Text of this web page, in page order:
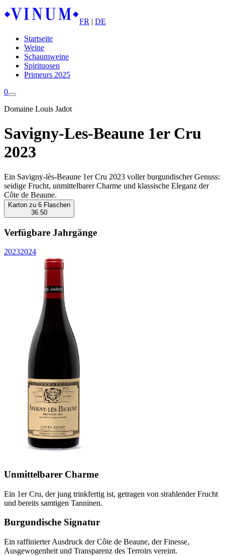
FR | DE
Startseite
Weine
Schaumweine
Spirituosen
Primeurs 2025
0
Domaine Louis Jadot
Savigny-Les-Beaune 1er Cru
2023
Ein Savigny-lès-Beaune 1er Cru 2023 voller burgundischer Genuss:
seidige Frucht, unmittelbarer Charme und klassische Eleganz der
Côte de Beaune.
Karton zu 6 Flaschen
36.50
Verfügbare Jahrgänge
20232024
Unmittelbarer Charme
Ein 1er Cru, der jung trinkfertig ist, getragen von strahlender Frucht
und bereits samtigen Tanninen.
Burgundische Signatur
Ein raffinierter Ausdruck der Côte de Beaune, der Finesse,
Ausgewogenheit und Transparenz des Terroirs vereint.